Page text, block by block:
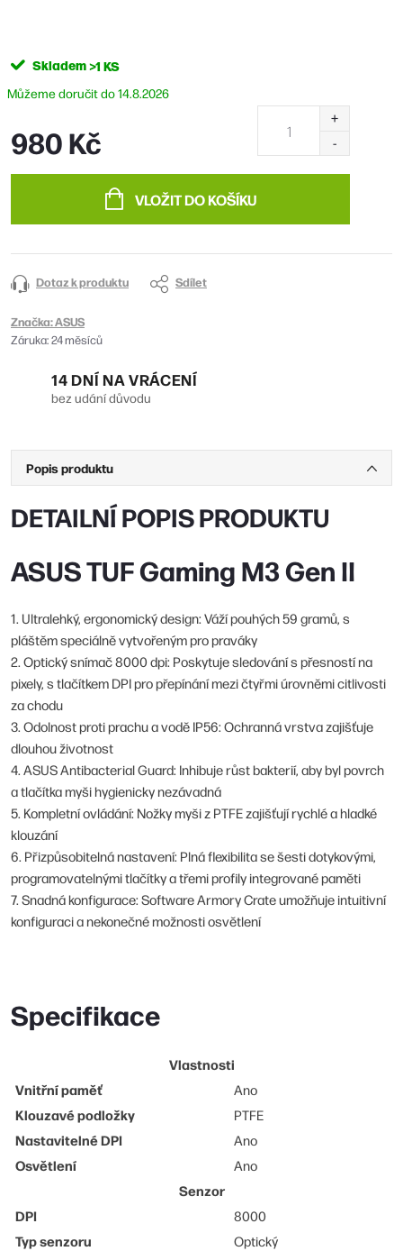
Skladem>1 KS
14.8.2026
980 Kč
VLOŽIT DO KOŠÍKU
Dotaz k produktu Sdílet
Značka:ASUS
Záruka:24 měsíců
14 DNÍ NA VRÁCENÍ
bez udání důvodu
Popis produktu
DETAILNÍ POPIS PRODUKTU
ASUS TUF Gaming M3 Gen II
1. Ultralehký, ergonomický design: Váží pouhých 59 gramů, s
pláštěm speciálně vytvořeným pro praváky
2. Optický snímač 8000 dpi: Poskytuje sledování s přesností na
pixely, s tlačítkem DPI pro přepínání mezi čtyřmi úrovněmi citlivosti
za chodu
3. Odolnost proti prachu a vodě IP56: Ochranná vrstva zajišťuje
dlouhou životnost
4. ASUS Antibacterial Guard: Inhibuje růst bakterií, aby byl povrch
a tlačítka myši hygienicky nezávadná
5. Kompletní ovládání: Nožky myši z PTFE zajišťují rychlé a hladké
klouzání
6. Přizpůsobitelná nastavení: Plná flexibilita se šesti dotykovými,
programovatelnými tlačítky a třemi profily integrované paměti
7. Snadná konfigurace: Software Armory Crate umožňuje intuitivní
konfiguraci a nekonečné možnosti osvětlení
Specifikace
Vlastnosti
Vnitřní paměť
Ano
Klouzavé podložky PTFE
Nastavitelné DPI Ano
Osvětlení Ano
Senzor
DPI
8000
Typ senzoru Optický